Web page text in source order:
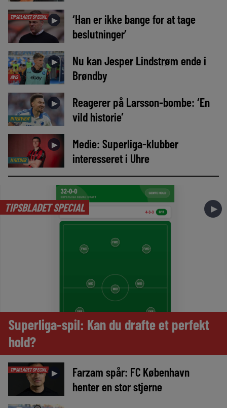
TIPSBLADET SPECIAL ►
‘Han er ikke bange for at tage
beslutninger’
AVIS
►
Nu kan Jesper Lindstrøm ende i
Brøndby
INTERVIEW
►
Reagerer på Larsson-bombe: ‘En
vild historie’
NYHEDER
►
Medie: Superliga-klubber
interesseret i Uhre
TIPSBLADET SPECIAL ►
Superliga-spil: Kan du drafte et perfekt
hold?
TIPSBLADET SPECIAL ►
Farzam spår: FC København
henter en stor stjerne